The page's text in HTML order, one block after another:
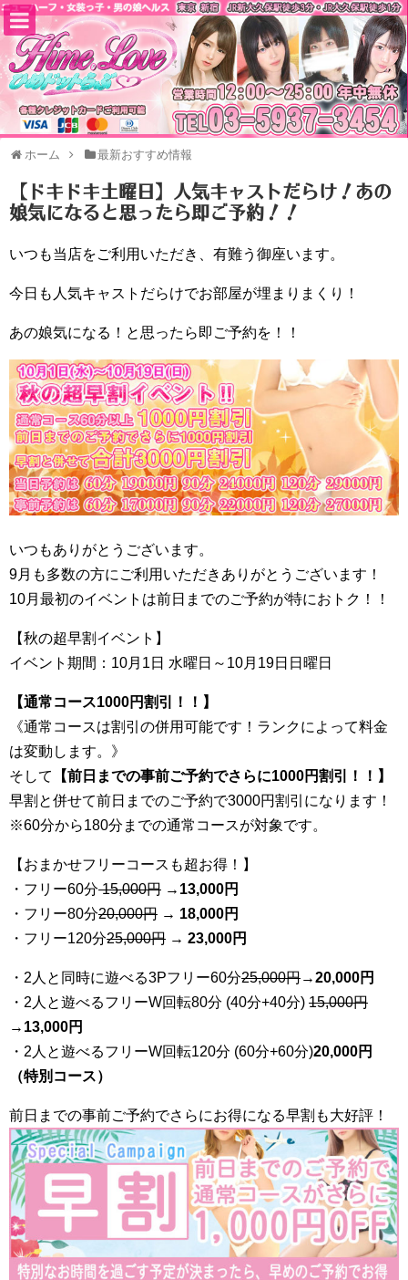
ホーム 最新おすすめ情報
【ドキドキ土曜日】人気キャストだらけ！あの
娘気になると思ったら即ご予約！！
いつも当店をご利用いただき、有難う御座います。
今日も人気キャストだらけでお部屋が埋まりまくり！
あの娘気になる！と思ったら即ご予約を！！
いつもありがとうございます。
9月も多数の方にご利用いただきありがとうございます！
10月最初のイベントは前日までのご予約が特におトク！！
【秋の超早割イベント】
イベント期間：10月1日 水曜日～10月19日日曜日
【通常コース1000円割引！！】
《通常コースは割引の併用可能です！ランクによって料金
は変動します。》
そして
【前日までの事前ご予約でさらに1000円割引！！】
早割と併せて前日までのご予約で3000円割引になります！
※60分から180分までの通常コースが対象です。
【おまかせフリーコースも超お得！】
・フリー60分15,000円 → 13,000円
・フリー80分20,000円 → 18,000円
・フリー120分25,000円 → 23,000円
・2人と同時に遊べる3Pフリー60分25,000円→20,000円
・2人と遊べるフリーW回転80分 (40分+40分) 15,000円
→ 13,000円
・2人と遊べるフリーW回転120分 (60分+60分)20,000円
（特別コース）
前日までの事前ご予約でさらにお得になる早割も大好評！